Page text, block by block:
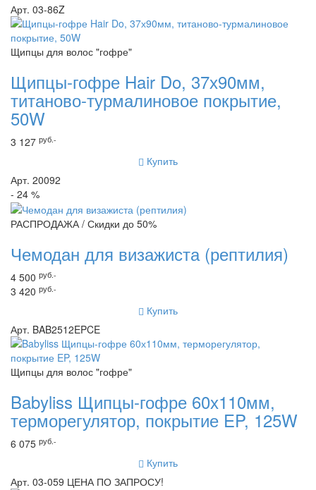
Арт. 03-86Z
Щипцы для волос "гофре"
Щипцы-гофре Hair Do, 37х90мм,
титаново-турмалиновое покрытие,
50W
3 127 руб.-
Купить
Арт. 20092
- 24 %
РАСПРОДАЖА / Скидки до 50%
Чемодан для визажиста (рептилия)
4 500 руб.-
3 420 руб.-
Купить
Арт. BAB2512EPCE
Щипцы для волос "гофре"
Babyliss Щипцы-гофре 60х110мм,
терморегулятор, покрытие EP, 125W
6 075 руб.-
Купить
Арт. 03-059 ЦЕНА ПО ЗАПРОСУ!